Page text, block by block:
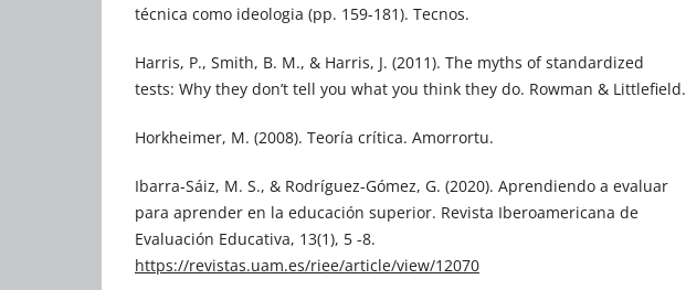
técnica como ideologia (pp. 159-181). Tecnos.
Harris, P., Smith, B. M., & Harris, J. (2011). The myths of standardized
tests: Why they don’t tell you what you think they do. Rowman & Littlefield.
Horkheimer, M. (2008). Teoría crítica. Amorrortu.
Ibarra-Sáiz, M. S., & Rodríguez-Gómez, G. (2020). Aprendiendo a evaluar
para aprender en la educación superior. Revista Iberoamericana de
Evaluación Educativa, 13(1), 5 -8.
https://revistas.uam.es/riee/article/view/12070